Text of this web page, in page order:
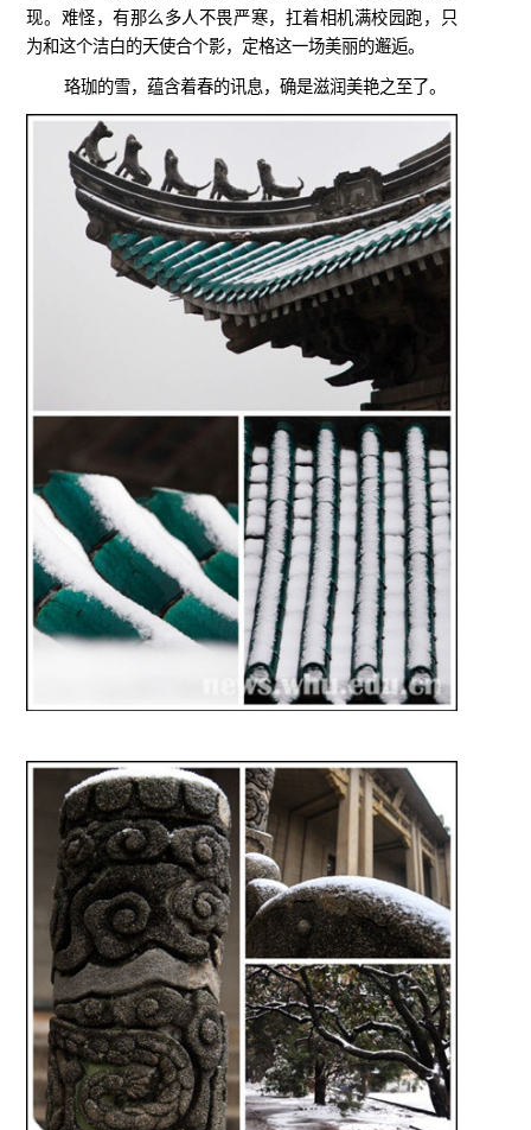
现。难怪，有那么多人不畏严寒，扛着相机满校园跑，只
为和这个洁白的天使合个影，定格这一场美丽的邂逅。
珞珈的雪，蕴含着春的讯息，确是滋润美艳之至了。